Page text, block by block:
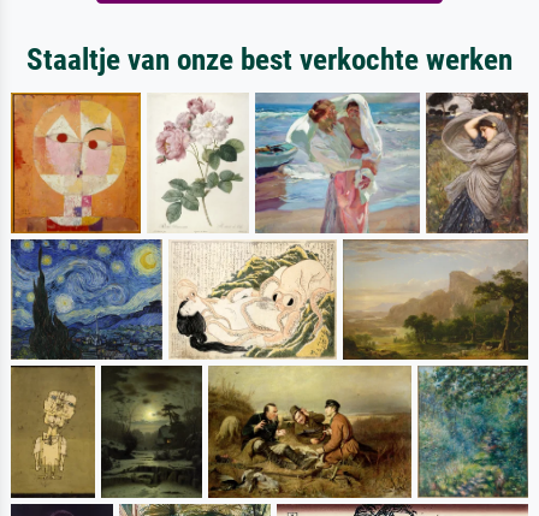
Staaltje van onze best verkochte werken